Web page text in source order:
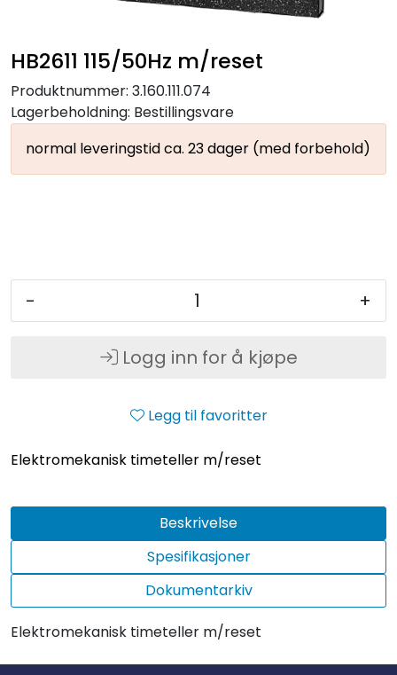
HB2611 115/50Hz m/reset
Produktnummer: 3.160.111.074
Lagerbeholdning: Bestillingsvare
normal leveringstid ca. 23 dager (med forbehold)
- +
Logg inn for å kjøpe
Legg til favoritter
Elektromekanisk timeteller m/reset
Beskrivelse
Spesifikasjoner
Dokumentarkiv
Elektromekanisk timeteller m/reset